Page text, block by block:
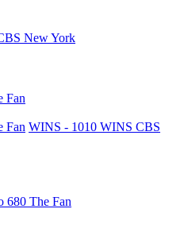
New York
Fan
Fan WINS - 1010 WINS CBS
680 The Fan